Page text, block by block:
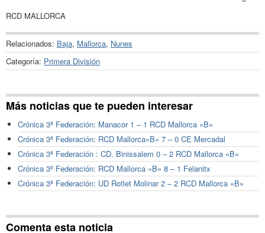
RCD MALLORCA
Relacionados: Baja, Mallorca, Nunes
Categoría: Primera División
Más noticias que te pueden interesar
Crónica 3ª Federación: Manacor 1 – 1 RCD Mallorca «B»
Crónica 3ª Federación: RCD Mallorca»B» 7 – 0 CE Mercadal
Crónica 3ª Federación : CD. Binissalem 0 – 2 RCD Mallorca «B»
Crónica 3ª Federación: RCD Mallorca «B» 8 – 1 Felanitx
Crónica 3ª Federación: UD Rotlet Molinar 2 – 2 RCD Mallorca «B»
Comenta esta noticia